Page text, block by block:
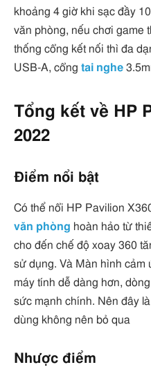
khoảng 4 giờ khi sạc đầy
văn phòng, nếu chơi game
thống cổng kết nối thì đa
USB-A, cổng tai nghe
Tổng kết về HP
2022
Điểm nổi bật
Có thể nổi HP Pavilion
văn phòng hoàn hảo từ
cho đến chế độ xoay 360
sử dụng. Và Màn hình cảm
máy tính dễ dàng hơn,
sức mạnh chính. Nên đây
dùng không nên bỏ qua
Nhược điểm